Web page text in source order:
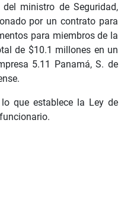
ministro de Seguridad,
por un contrato para
para miembros de la
de $10.1 millones en un
5.11 Panamá, S. de
que establece la Ley de